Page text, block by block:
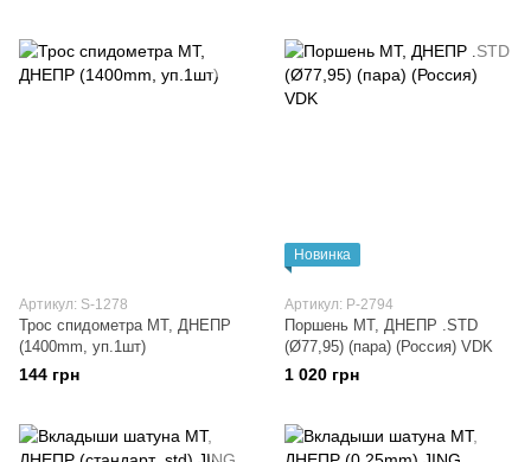
Артикул: S-1278
Трос спидометра МТ, ДНЕПР
(1400mm, уп.1шт)
144 грн
Новинка
Артикул: P-2794
Поршень МТ, ДНЕПР .STD
(Ø77,95) (пара) (Россия) VDK
1 020 грн